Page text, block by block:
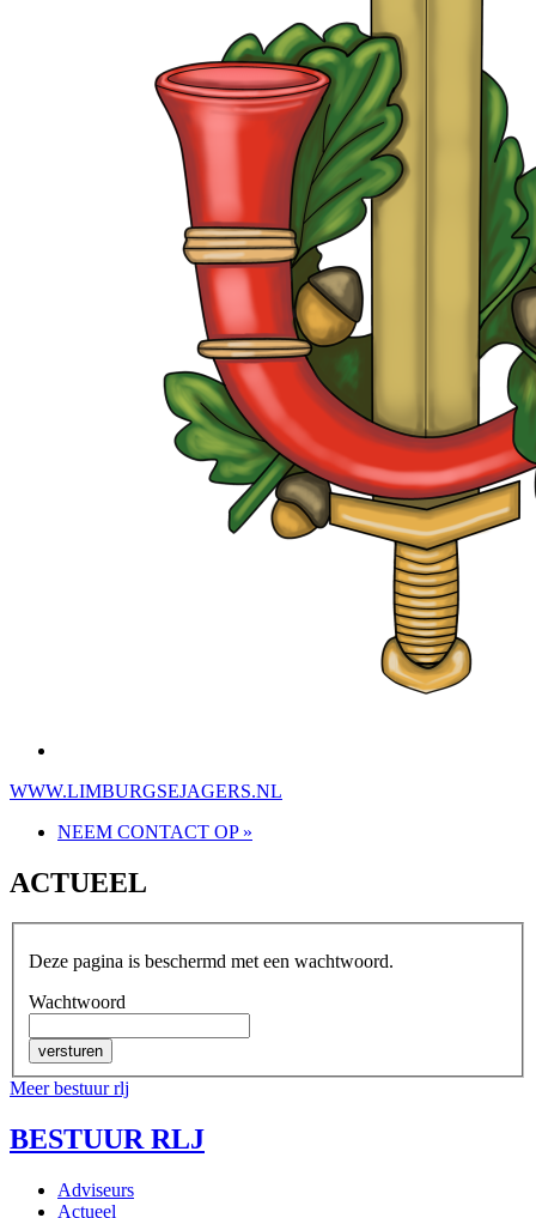
WWW.LIMBURGSEJAGERS.NL
NEEM CONTACT OP »
ACTUEEL
Deze pagina is beschermd met een wachtwoord.
Wachtwoord
Meer bestuur rlj
BESTUUR RLJ
Adviseurs
Actueel